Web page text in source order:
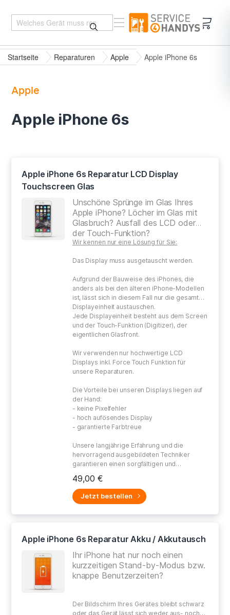
Startseite Reparaturen Apple Apple iPhone 6s
Apple
Apple iPhone 6s
Apple iPhone 6s Reparatur LCD Display
Touchscreen Glas
Unschöne Sprünge im Glas Ihres
Apple iPhone? Löcher im Glas mit
Glasbruch? Ausfall des LCD oder
der Touch-Funktion?
Wir kennen nur eine Lösung für Sie:
Das Display muss ausgetauscht werden.
Aufgrund der Bauweise des iPhones, die
anders als bei den älteren iPhone-Modellen
ist, lässt sich in diesem Fall nur die gesamte
Displayeinheit austauschen.
Jede Displayeinheit besteht aus dem Screen
und der Touch-Funktion (Digitizer), der
eigentlichen Glasfront.
Wir verwenden nur hochwertige LCD
Displays inkl. Force Touch Funktion für
unsere Reparaturen.
Die Vorteile bei unseren Displays liegen auf
der Hand:
- keine Pixelfehler
- hoch aufösendes Display
- garantierte Farbtreue
Unsere langjährige Erfahrung und die
hervorragend ausgebildeten Techniker
garantieren einen sorgfältigen und
Ihres defekten Gerätes.
49,00 €
Jetzt bestellen
Apple iPhone 6s Reparatur Akku / Akkutausch
Ihr iPhone hat nur noch einen
kurzzeitigen Stand-by-Modus bzw.
knappe Benutzerzeiten?
Der Bildschirm Ihres Gerätes bleibt schwarz
oder das Gerät lässt sich weder aus- noch